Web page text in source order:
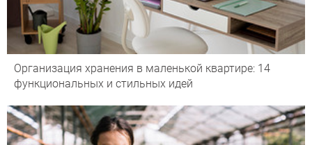
Организация хранения в маленькой квартире: 14
функциональных и стильных идей